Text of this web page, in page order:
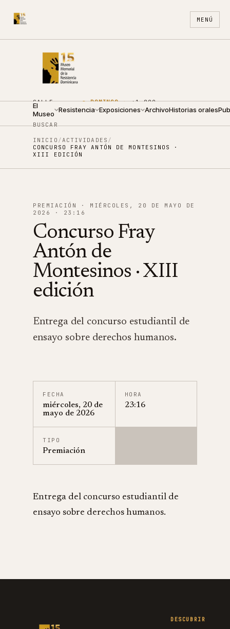
MENÚ
CALLE
ARZOBISPO
NOUEL 210
●DOMINGO ·
10:00 —
+1 809
688
ES EN
El
Museo Resistencia Exposiciones ArchivoHistorias orales
BUSCAR
INICIO /ACTIVIDADES /
CONCURSO FRAY ANTÓN DE MONTESINOS ·
XIII EDICIÓN
PREMIACIÓN · MIÉRCOLES, 20 DE MAYO DE
2026
· 23:16
Concurso Fray
Antón de
Montesinos · XIII
edición
Entrega del concurso estudiantil de
ensayo sobre derechos humanos.
FECHA
miércoles, 20 de
mayo de 2026
HORA
23:16
TIPO
Premiación
Entrega del concurso estudiantil de
ensayo sobre derechos humanos.
DESCUBRIR